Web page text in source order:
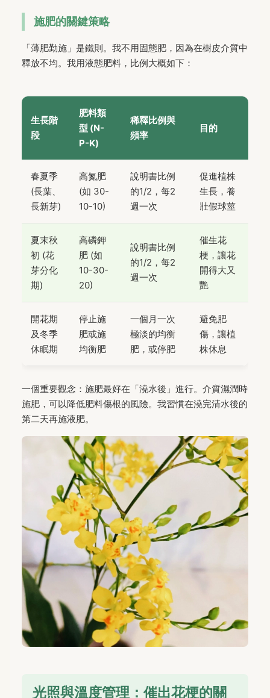
施肥的關鍵策略
「薄肥勤施」是鐵則。我不用固態肥，因為在樹皮介質中
釋放不均。我用液態肥料，比例大概如下：
生長階
段
肥料類
型 (N-
P-K)
稀釋比例與
頻率
目的
春夏季
(長葉、
長新芽)
高氮肥
(如 30-
10-10)
說明書比例
的1/2，每2
週一次
促進植株
生長，養
壯假球莖
夏末秋
初 (花
芽分化
期)
高磷鉀
肥 (如
10-30-
20)
說明書比例
的1/2，每2
週一次
催生花
梗，讓花
開得大又
艷
開花期
及冬季
休眠期
停止施
肥或施
均衡肥
一個月一次
極淡的均衡
肥，或停肥
避免肥
傷，讓植
株休息
一個重要觀念：施肥最好在「澆水後」進行。介質濕潤時
施肥，可以降低肥料傷根的風險。我習慣在澆完清水後的
第二天再施液肥。
光照與溫度管理：催出花梗的關